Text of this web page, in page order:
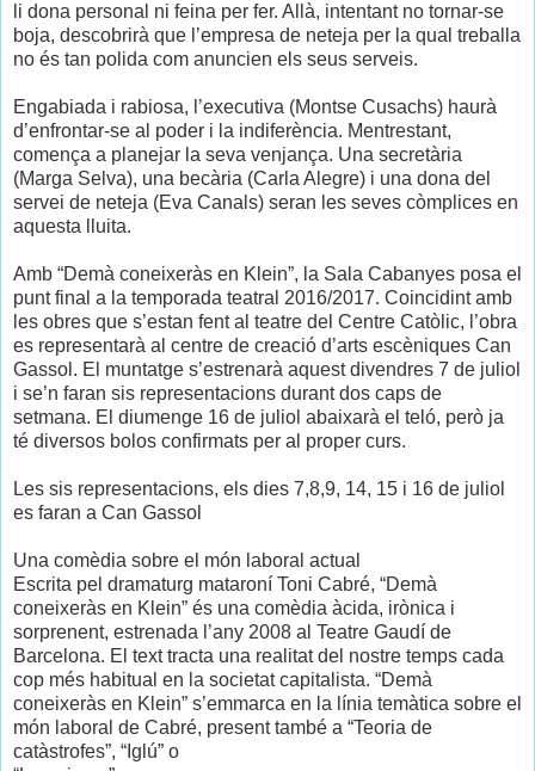
li dona personal ni feina per fer. Allà, intentant no tornar-se
boja, descobrirà que l’empresa de neteja per la qual treballa
no és tan polida com anuncien els seus serveis.
Engabiada i rabiosa, l’executiva (Montse Cusachs) haurà
d’enfrontar-se al poder i la indiferència. Mentrestant,
comença a planejar la seva venjança. Una secretària
(Marga Selva), una becària (Carla Alegre) i una dona del
servei de neteja (Eva Canals) seran les seves còmplices en
aquesta lluita.
Amb “Demà coneixeràs en Klein”, la Sala Cabanyes posa el
punt final a la temporada teatral 2016/2017. Coincidint amb
les obres que s’estan fent al teatre del Centre Catòlic, l’obra
es representarà al centre de creació d’arts escèniques Can
Gassol. El muntatge s’estrenarà aquest divendres 7 de juliol
i se’n faran sis representacions durant dos caps de
setmana. El diumenge 16 de juliol abaixarà el teló, però ja
té diversos bolos confirmats per al proper curs.
Les sis representacions, els dies 7,8,9, 14, 15 i 16 de juliol
es faran a Can Gassol
Una comèdia sobre el món laboral actual
Escrita pel dramaturg mataroní Toni Cabré, “Demà
coneixeràs en Klein” és una comèdia àcida, irònica i
sorprenent, estrenada l’any 2008 al Teatre Gaudí de
Barcelona. El text tracta una realitat del nostre temps cada
cop més habitual en la societat capitalista. “Demà
coneixeràs en Klein” s’emmarca en la línia temàtica sobre el
món laboral de Cabré, present també a “Teoria de
catàstrofes”, “Iglú” o